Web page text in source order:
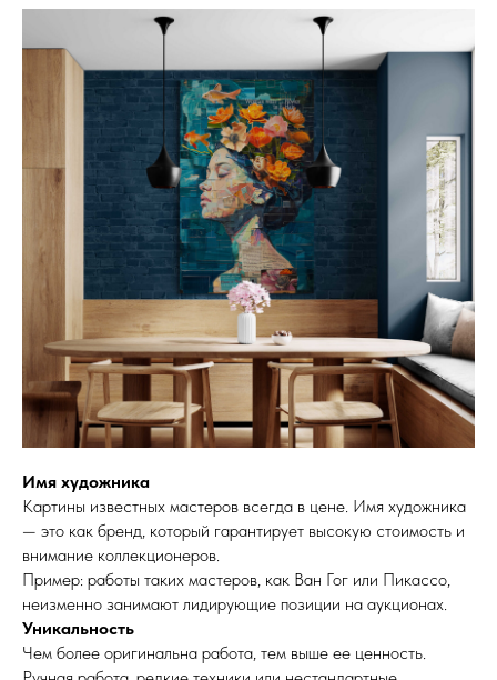
Имя художника
Картины известных мастеров всегда в цене. Имя художника
— это как бренд, который гарантирует высокую стоимость и
внимание коллекционеров.
Пример: работы таких мастеров, как Ван Гог или Пикассо,
неизменно занимают лидирующие позиции на аукционах.
Уникальность
Чем более оригинальна работа, тем выше ее ценность.